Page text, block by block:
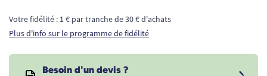
Votre fidélité : 1 € par tranche de 30 € d'achats
Plus d'info sur le programme de fidélité
Besoin d'un devis ?